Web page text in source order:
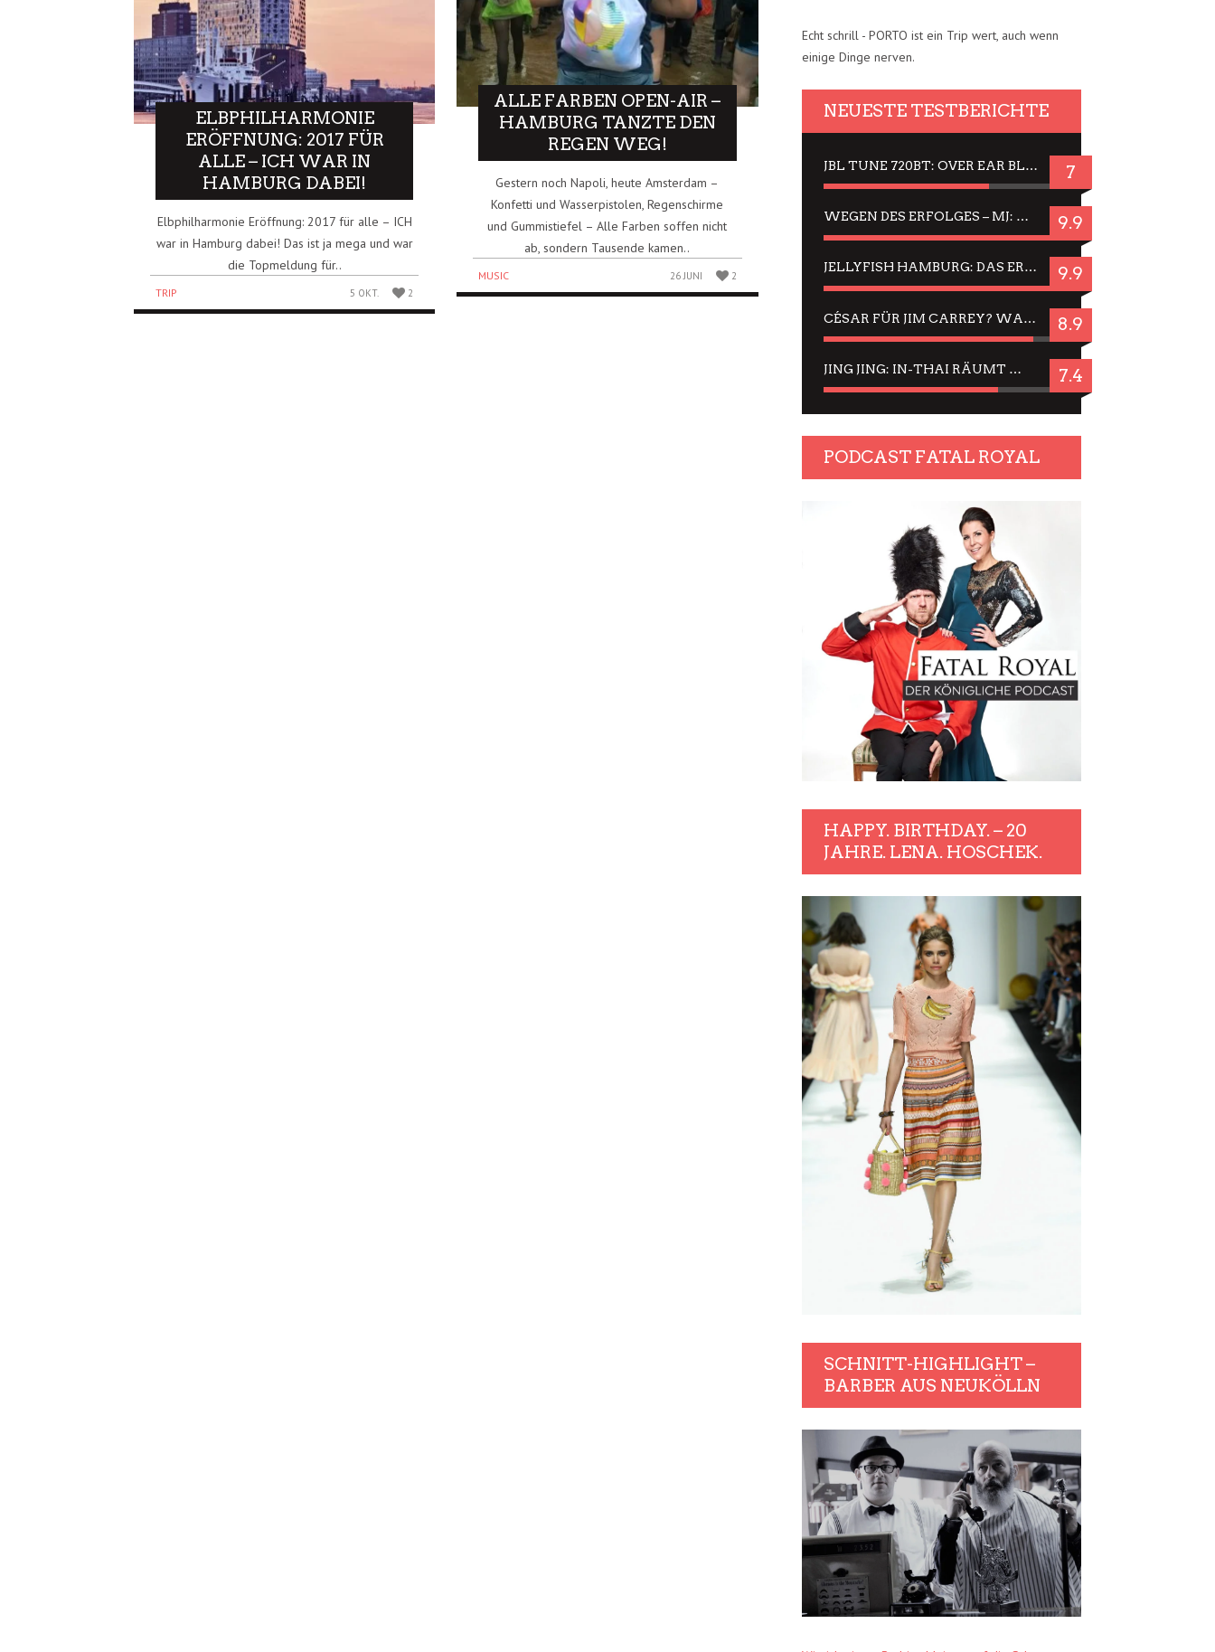
ELBPHILHARMONIE
ERÖFFNUNG: 2017 FÜR
ALLE – ICH WAR IN
HAMBURG DABEI!
Elbphilharmonie Eröffnung: 2017 für alle – ICH
war in Hamburg dabei! Das ist ja mega und war
die Topmeldung für..
TRIP 5 OKT. 2
ALLE FARBEN OPEN-AIR –
HAMBURG TANZTE DEN
REGEN WEG!
Gestern noch Napoli, heute Amsterdam –
Konfetti und Wasserpistolen, Regenschirme
und Gummistiefel – Alle Farben soffen nicht
ab, sondern Tausende kamen..
MUSIC 26 JUNI 2
Echt schrill - PORTO ist ein Trip wert, auch wenn
einige Dinge nerven.
NEUESTE TESTBERICHTE
JBL TUNE 720BT: OVER EAR BLUETOOTH KOPFHÖRER UM DIE 50,-€ IM DAUER-TEST 7
WEGEN DES ERFOLGES – MJ: MICHAEL JACKSON MUSICAL IN EINER MATINEE SEHEN 9.9
JELLYFISH HAMBURG: DAS ERFOLGREICHE SOMMER-MENÜ 2025 IN GEFÜHLEN UND BILDERN 9.9
CÉSAR FÜR JIM CARREY? WARUM DAS EINER DER NERVIGSTEN ACTORS IST UND BLEIBT 8.9
JING JING: IN-THAI RÄUMT WIEDER TITEL AB – EIN ZWEI-STUNDEN-ERLEBNISBERICHT 7.4
PODCAST FATAL ROYAL
HAPPY. BIRTHDAY. – 20
JAHRE. LENA. HOSCHEK.
SCHNITT-HIGHLIGHT –
BARBER AUS NEUKÖLLN